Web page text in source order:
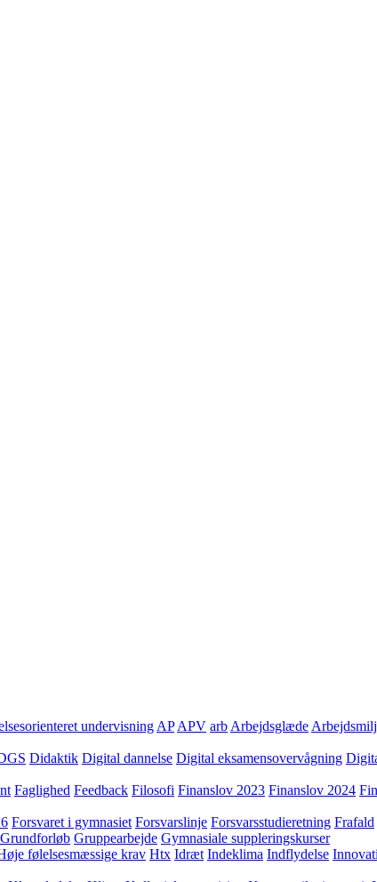
undervisning AP APV arb Arbejdsglæde
Didaktik Digital dannelse Digital eksamensovervågning
Faglighed Feedback Filosofi Finanslov 2023 Finanslov 2024
Forsvaret i gymnasiet Forsvarslinje Forsvarsstudieretning Frafald
Grundforløb Gruppearbejde Gymnasiale suppleringskurser
følelsesmæssige krav Htx Idræt Indeklima Indflydelse